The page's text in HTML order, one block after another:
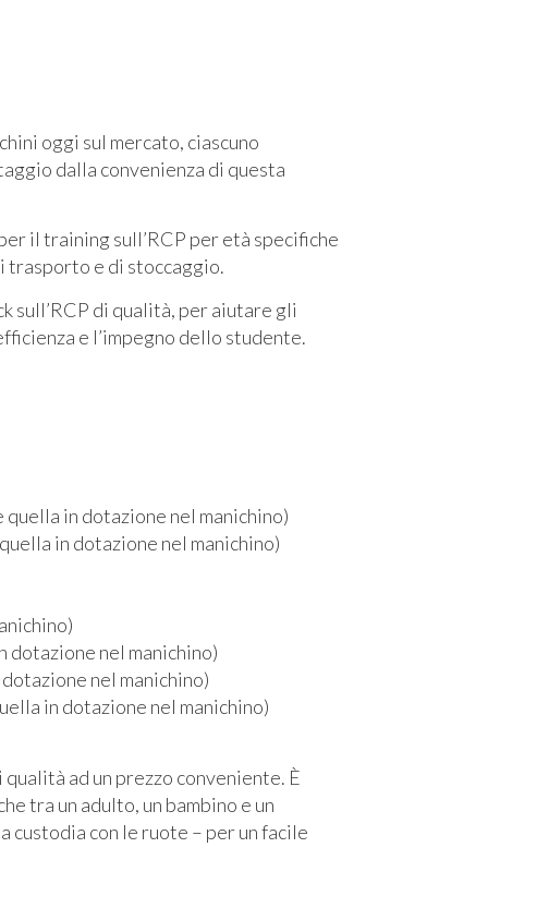
oggi sul mercato, ciascuno
dalla convenienza di questa
il training sull’RCP per età specifiche
trasporto e di stoccaggio.
sull’RCP di qualità, per aiutare gli
e l’impegno dello studente.
in dotazione nel manichino)
in dotazione nel manichino)
dotazione nel manichino)
nel manichino)
in dotazione nel manichino)
ad un prezzo conveniente. È
tra un adulto, un bambino e un
custodia con le ruote – per un facile